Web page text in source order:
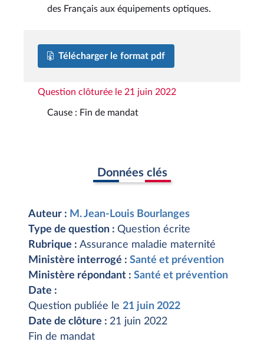
des Français aux équipements optiques.
Télécharger le format pdf
Question clôturée le 21 juin 2022
Cause : Fin de mandat
Données clés
Auteur : M. Jean-Louis Bourlanges
Type de question : Question écrite
Rubrique : Assurance maladie maternité
Ministère interrogé : Santé et prévention
Ministère répondant : Santé et prévention
Date :
Question publiée le 21 juin 2022
Date de clôture : 21 juin 2022
Fin de mandat